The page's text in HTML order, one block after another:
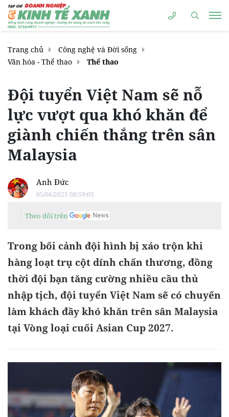
Trang chủ
Công nghệ và Đời sống
Văn hóa - Thể thao
Thể thao
Đội tuyển Việt Nam sẽ nỗ
lực vượt qua khó khăn để
giành chiến thắng trên sân
Malaysia
Anh Đức
05/06/2025 08:59:05
Theo dõi trên
Trong bối cảnh đội hình bị xáo trộn khi
hàng loạt trụ cột dính chấn thương, đồng
thời đội bạn tăng cường nhiều cầu thủ
nhập tịch, đội tuyển Việt Nam sẽ có chuyến
làm khách đầy khó khăn trên sân Malaysia
tại Vòng loại cuối Asian Cup 2027.